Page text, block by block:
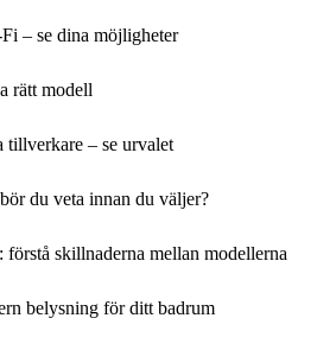
– se dina möjligheter
rätt modell
tillverkare – se urvalet
du veta innan du väljer?
skillnaderna mellan modellerna
belysning för ditt badrum